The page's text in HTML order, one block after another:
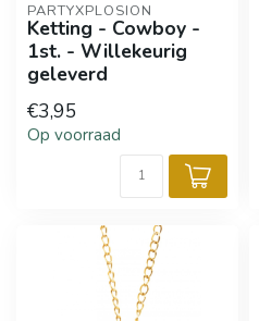
PARTYXPLOSION
Ketting - Cowboy -
1st. - Willekeurig
geleverd
€3,95
Op voorraad